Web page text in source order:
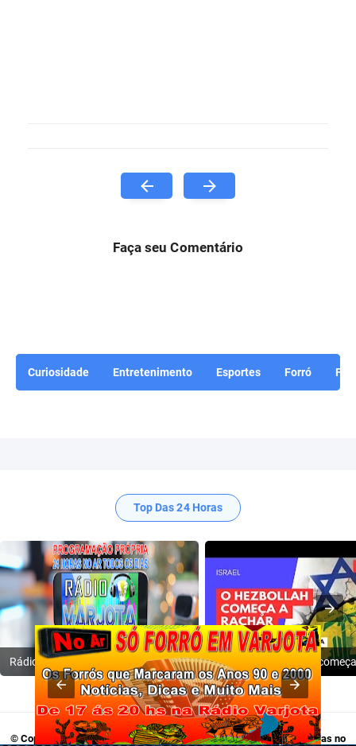
Faça seu Comentário
Curiosidade Entretenimento Esportes Forró
Top Das 24 Horas
Rádio Varjota: ((( Escute AQUI ))) | Conheça a Nossa Programação
© Copyright 2009-2024 Rádio Varjota - Programação Própria, 24 Horas no